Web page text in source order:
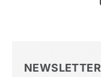
NEWSLETTER